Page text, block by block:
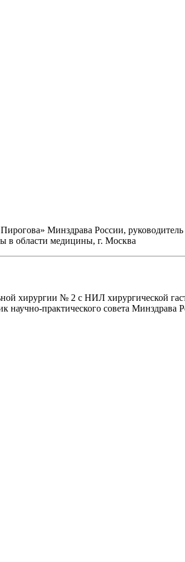
Минздрава России, руководитель
в области медицины, г. Москва
хирургии № 2 с НИЛ хирургической
практического совета Минздрава